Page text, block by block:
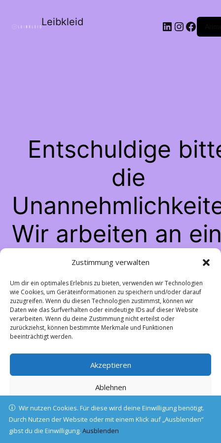
Zustimmung verwalten
Um dir ein optimales Erlebnis zu bieten, verwenden wir Technologien
wie Cookies, um Geräteinformationen zu speichern und/oder darauf
zuzugreifen. Wenn du diesen Technologien zustimmst, können wir
Daten wie das Surfverhalten oder eindeutige IDs auf dieser Website
verarbeiten. Wenn du deine Zustimmung nicht erteilst oder
zurückziehst, können bestimmte Merkmale und Funktionen
beeinträchtigt werden.
Akzeptieren
Ablehnen
Einstellungen ansehen
Cookie-RichtlinieDatenschutz
Leibkleid LinkedIn
Entschuldige
die
Wir arbeiten an
großartigen
schau bald
vorbei!
Wir nutzen Cookies. Für diese wird deine Einwilligung benötigt.
Durch Nutzen der Website oder mit einem Klick auf „Ausblenden“
gibst du die Einwilligung.Ausblenden